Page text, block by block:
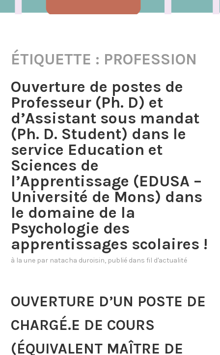
ÉTIQUETTE : PROFESSION
Ouverture de postes de
Professeur (Ph. D) et
d’Assistant sous mandat
(Ph. D. Student) dans le
service Education et
Sciences de
l’Apprentissage (EDUSA –
Université de Mons) dans
le domaine de la
Psychologie des
apprentissages scolaires !
à la une par natacha duroisin, publié dans fil d'actualité
OUVERTURE D’UN POSTE DE
CHARGÉ.E DE COURS
(ÉQUIVALENT MAÎTRE DE